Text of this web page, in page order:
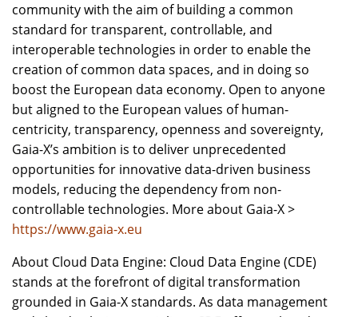
community with the aim of building a common
standard for transparent, controllable, and
interoperable technologies in order to enable the
creation of common data spaces, and in doing so
boost the European data economy. Open to anyone
but aligned to the European values of human-
centricity, transparency, openness and sovereignty,
Gaia-X’s ambition is to deliver unprecedented
opportunities for innovative data-driven business
models, reducing the dependency from non-
controllable technologies. More about Gaia-X >
https://www.gaia-x.eu
About Cloud Data Engine: Cloud Data Engine (CDE)
stands at the forefront of digital transformation
grounded in Gaia-X standards. As data management